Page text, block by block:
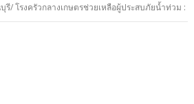
รี/ โรงครัวกลางเกษตรช่วยเหลือผู้ประสบภัยน้ำท่วม :